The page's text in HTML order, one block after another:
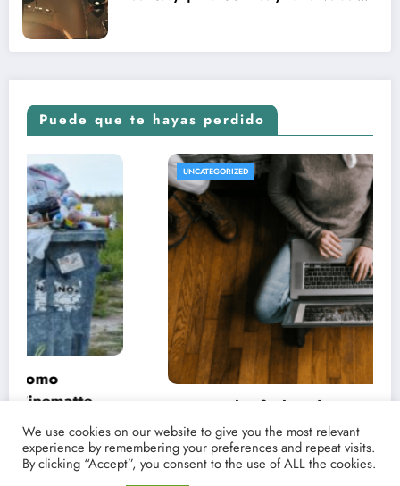
Puede que te hayas perdido
UNCATEGORIZED
Conoce las fechas de estrenos y críticas de
tus películas y series favoritas con Point
Magazine
21/03/2021 lucenpop
We use cookies on our website to give you the most relevant
experience by remembering your preferences and repeat visits.
By clicking “Accept”, you consent to the use of ALL the cookies.